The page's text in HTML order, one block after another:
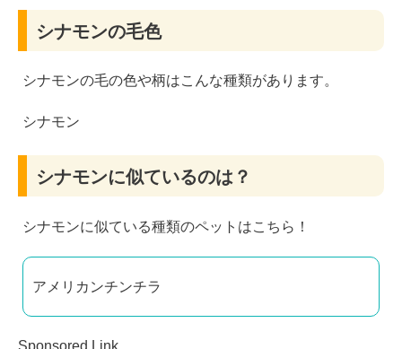
シナモンの毛色
シナモンの毛の色や柄はこんな種類があります。
シナモン
シナモンに似ているのは？
シナモンに似ている種類のペットはこちら！
アメリカンチンチラ